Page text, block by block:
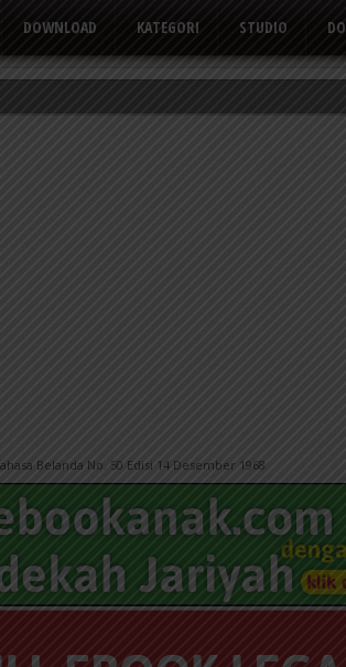
DOWNLOAD KATEGORI STUDIO
Belanda No. 50 Edisi 14 Desember 1968